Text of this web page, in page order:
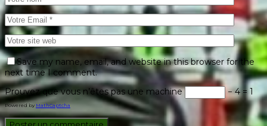
Save my name, email, and website in this browser for the
next time I comment.
Prouvez que vous n’êtes pas une machine
− 4 = 1
Powered by MathCaptcha